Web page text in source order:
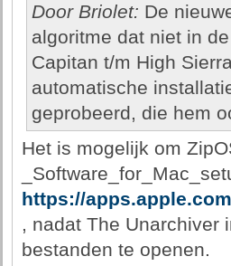
Door Briolet: De
algoritme dat niet in
Capitan t/m High
automatische
geprobeerd, die hem
Het is mogelijk om
https://
, nadat The Unarchiver
bestanden te openen.